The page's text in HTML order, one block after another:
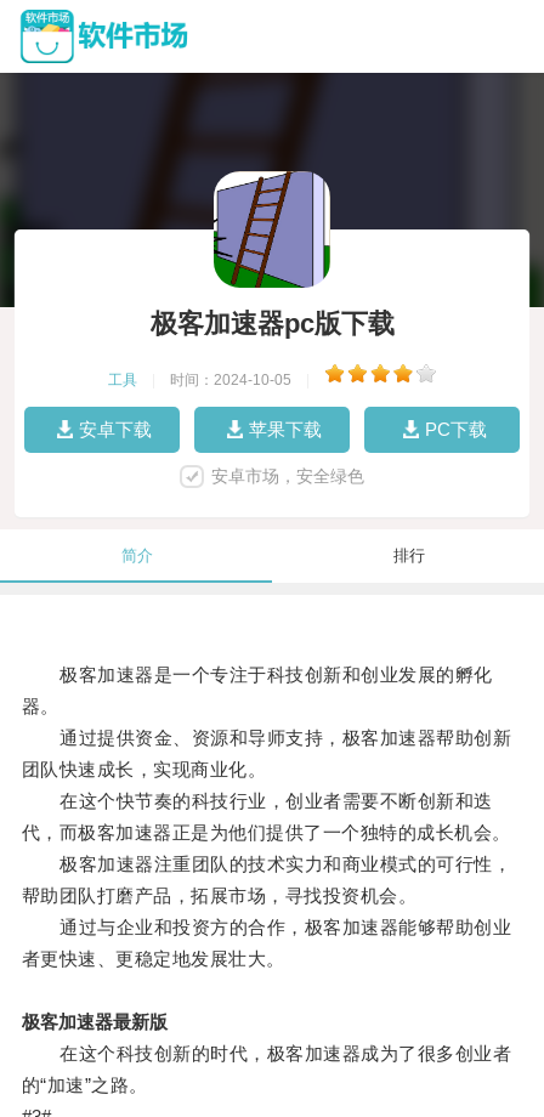
极客加速器pc版下载
工具 时间：2024-10-05
安卓下载 苹果下载 PC下载
安卓市场，安全绿色
简介 排行
极客加速器是一个专注于科技创新和创业发展的孵化
器。
通过提供资金、资源和导师支持，极客加速器帮助创新
团队快速成长，实现商业化。
在这个快节奏的科技行业，创业者需要不断创新和迭
代，而极客加速器正是为他们提供了一个独特的成长机会。
极客加速器注重团队的技术实力和商业模式的可行性，
帮助团队打磨产品，拓展市场，寻找投资机会。
通过与企业和投资方的合作，极客加速器能够帮助创业
者更快速、更稳定地发展壮大。
极客加速器最新版
在这个科技创新的时代，极客加速器成为了很多创业者
的“加速”之路。